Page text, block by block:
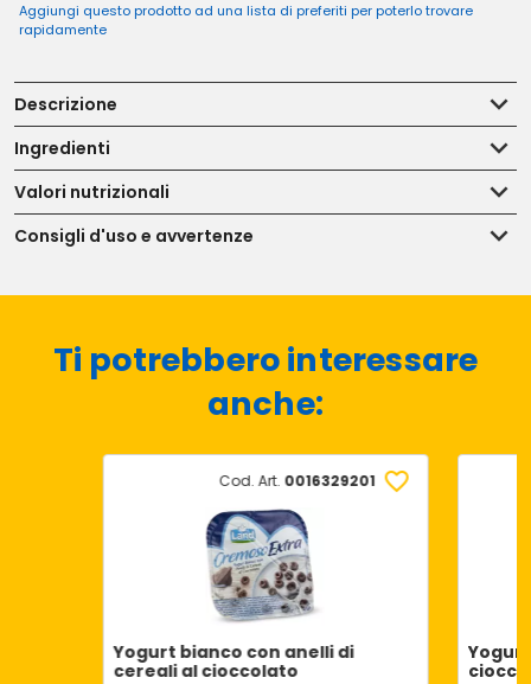
Aggiungi questo prodotto ad una lista di preferiti per poterlo trovare
rapidamente
Descrizione
Ingredienti
Valori nutrizionali
Consigli d'uso e avvertenze
Ti potrebbero interessare
anche:
Cod. Art. 0016329201
Yogurt bianco con anelli di
cereali al cioccolato